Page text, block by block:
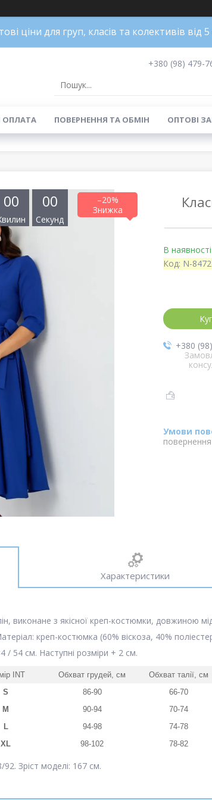
ціни для груп, класів та колективів від
+380 (98) 479-
ОПЛАТА ПОВЕРНЕННЯ ТА ОБМІН ОПТОВІ
–20%
00 00
Секунд
В наявності
Код: N-
+380
Характеристики
виконане з якісної креп-костюмки, довжиною
креп-костюмка (60% віскоза, 40%
/ 54 см. Наступні розміри + 2 см.
INT Обхват грудей, см Обхват талії, см
S
86-90 66-70
M
90-94 70-74
L
94-98 74-78
XL
98-102 78-82
Зріст моделі: 167 см.